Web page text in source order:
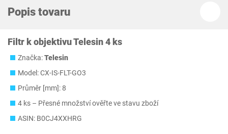
Popis tovaru
Filtr k objektivu Telesin 4 ks
Značka:Telesin
Model: ‎CX-IS-FLT-GO3
Průměr [mm]: 8
4 ks – Přesné množství ověřte ve stavu zboží
ASIN: B0CJ4XXHRG